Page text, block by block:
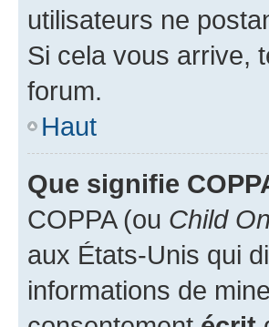
utilisateurs ne
Si cela vous arrive,
forum.
Haut
Que signifie
COPPA (ou Child
aux États-Unis qui
informations de